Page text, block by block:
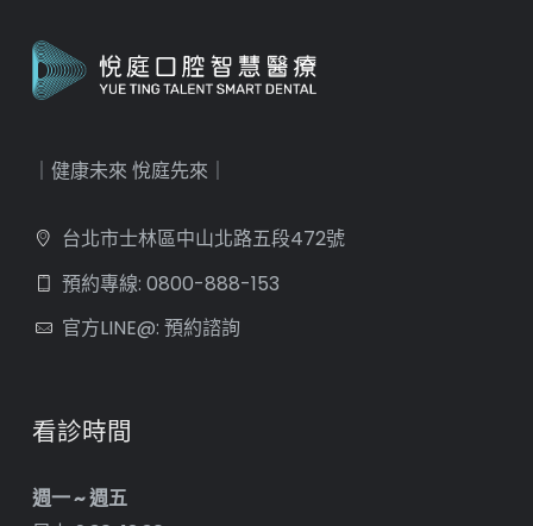
｜健康未來 悅庭先來｜
台北市士林區中山北路五段472號
預約專線: 0800-888-153
官方LINE@: 預約諮詢
看診時間
週一 ~ 週五